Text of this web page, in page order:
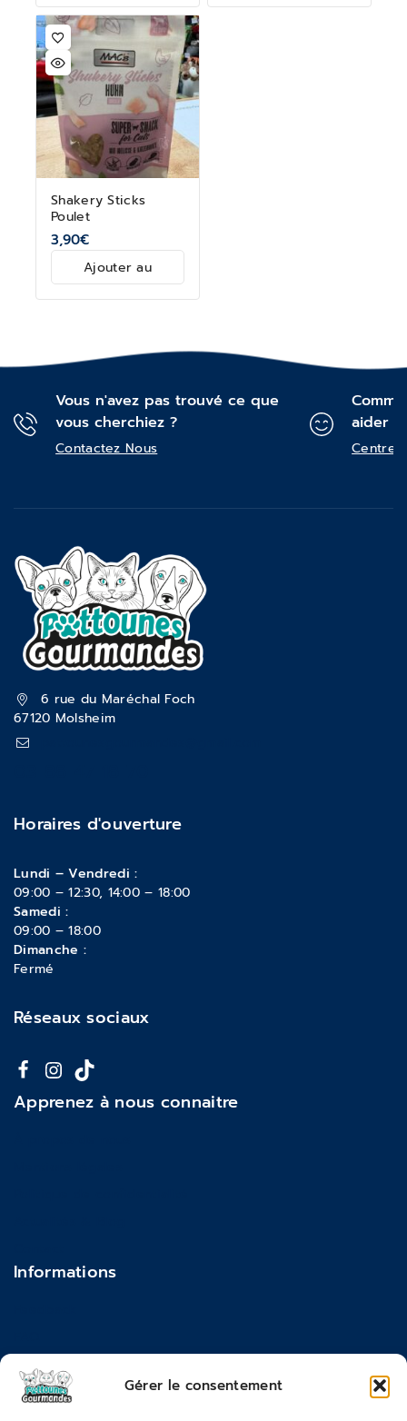
Gérer le consentement
Shakery Sticks
Poulet
3,90€
Ajouter au
Vous n'avez pas trouvé ce que
vous cherchiez ?
Contactez Nous
aider ?
Centre
6 rue du Maréchal Foch
67120 Molsheim
Horaires d'ouverture
Lundi – Vendredi :
09:00 – 12:30, 14:00 – 18:00
Samedi :
09:00 – 18:00
Dimanche :
Fermé
Réseaux sociaux
Apprenez à nous connaitre
Informations
Moyens de paiements